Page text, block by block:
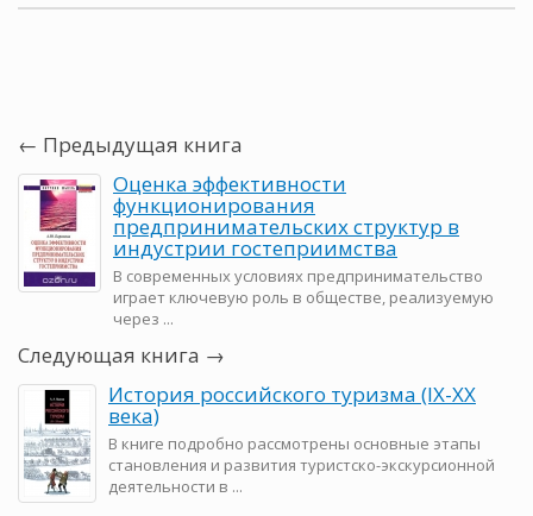
← Предыдущая книга
Оценка эффективности
функционирования
предпринимательских структур в
индустрии гостеприимства
В современных условиях предпринимательство
играет ключевую роль в обществе, реализуемую
через ...
Следующая книга →
История российского туризма (IX-XX
века)
В книге подробно рассмотрены основные этапы
становления и развития туристско-экскурсионной
деятельности в ...